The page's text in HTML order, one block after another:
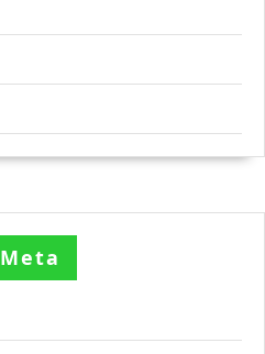
Meta